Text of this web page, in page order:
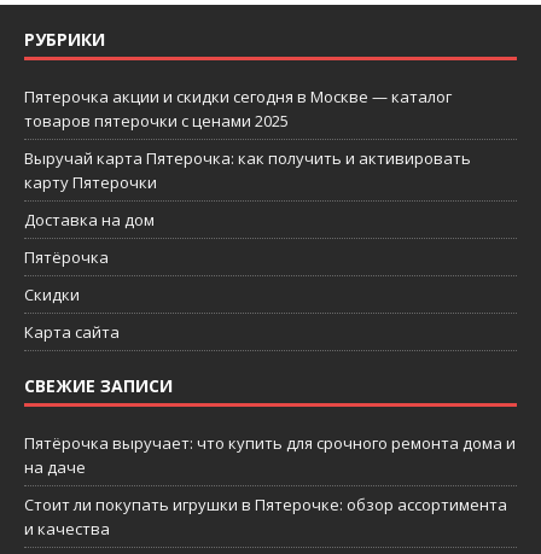
РУБРИКИ
Пятерочка акции и скидки сегодня в Москве — каталог
товаров пятерочки с ценами 2025
Выручай карта Пятерочка: как получить и активировать
карту Пятерочки
Доставка на дом
Пятёрочка
Скидки
Карта сайта
СВЕЖИЕ ЗАПИСИ
Пятёрочка выручает: что купить для срочного ремонта дома и
на даче
Стоит ли покупать игрушки в Пятерочке: обзор ассортимента
и качества